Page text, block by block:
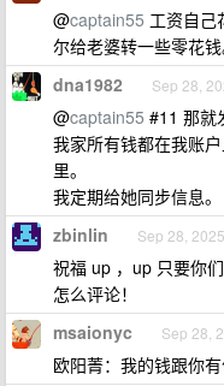
@captain55 工资自己
尔给老婆转一些零花钱
dna1982 Sep 28,
@captain55 #11 那就
我家所有钱都在我账
里。
我定期给她同步信息。
zbinlin Sep 28, 2025
祝福 up ，up 只要你
怎么评论！
msaionyc Sep 28,
欧阳菁：我的钱跟你